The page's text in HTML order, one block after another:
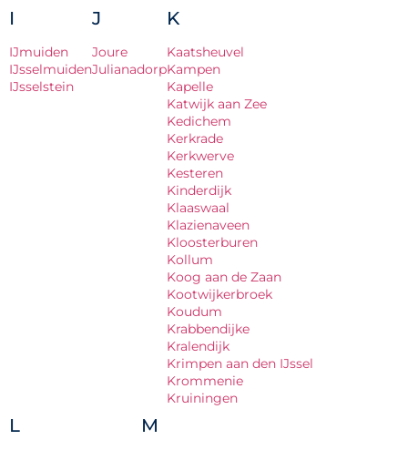
I
IJmuiden
IJsselmuiden
IJsselstein
J
Joure
Julianadorp
K
Kaatsheuvel
Kampen
Kapelle
Katwijk aan Zee
Kedichem
Kerkrade
Kerkwerve
Kesteren
Kinderdijk
Klaaswaal
Klazienaveen
Kloosterburen
Kollum
Koog aan de Zaan
Kootwijkerbroek
Koudum
Krabbendijke
Kralendijk
Krimpen aan den IJssel
Krommenie
Kruiningen
L M